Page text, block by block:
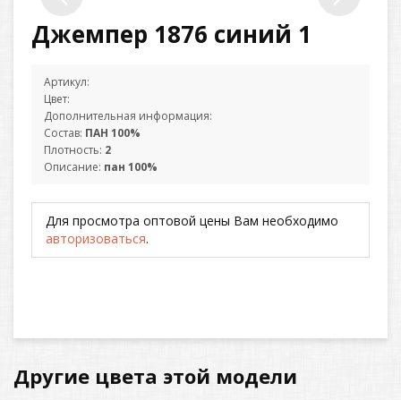
Джемпер 1876 синий 1
Артикул:
Цвет:
Дополнительная информация:
Состав: ПАН 100%
Плотность: 2
Описание: пан 100%
Для просмотра оптовой цены Вам необходимо
авторизоваться.
Другие цвета этой модели